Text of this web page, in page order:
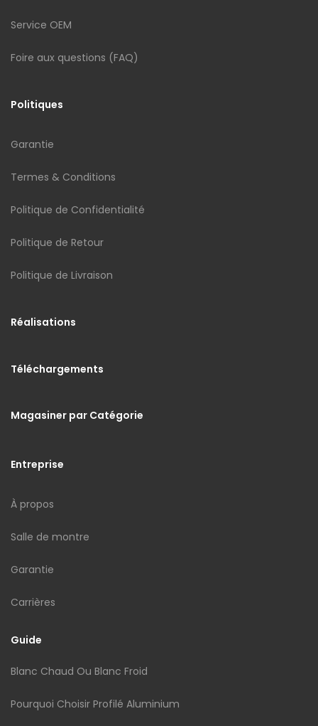
Service OEM
Foire aux questions (FAQ)
Politiques
Garantie
Termes & Conditions
Politique de Confidentialité
Politique de Retour
Politique de Livraison
Réalisations
Téléchargements
Magasiner par Catégorie
Entreprise
À propos
Salle de montre
Garantie
Carrières
Guide
Blanc Chaud Ou Blanc Froid
Pourquoi Choisir Profilé Aluminium